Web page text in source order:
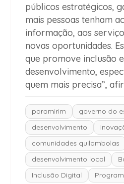
públicos estratégicos,
mais pessoas tenham
informação, aos
novas oportunidades.
que promove inclusão e
desenvolvimento,
quem mais precisa”,
paramirim
governo do
desenvolvimento
comunidades quilombolas
desenvolvimento local
Inclusão Digital